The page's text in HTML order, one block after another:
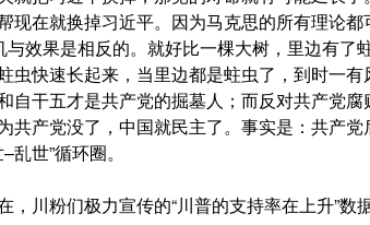
现在就换掉习近平。因为马克思的所有理论
与效果是相反的。就好比一棵大树，里边有了
虫快速长起来，当里边都是蛀虫了，到时一
自干五才是共产党的掘墓人；而反对共产党
共产党没了，中国就民主了。事实是：共产
乱世”循环圈。
，川粉们极力宣传的“川普的支持率在上升”数